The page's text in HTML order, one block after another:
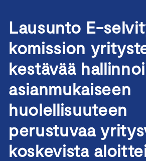
Lausunto E-
komission
kestävää
asianmukaiseen
huolellisuuteen
perustuvaa
koskevista